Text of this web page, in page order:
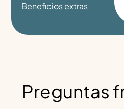
Beneficios extras
Preguntas